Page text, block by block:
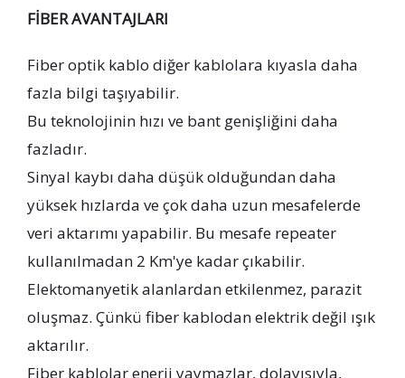
FİBER AVANTAJLARI
Fiber optik kablo diğer kablolara kıyasla daha
fazla bilgi taşıyabilir.
Bu teknolojinin hızı ve bant genişliğini daha
fazladır.
Sinyal kaybı daha düşük olduğundan daha
yüksek hızlarda ve çok daha uzun mesafelerde
veri aktarımı yapabilir. Bu mesafe repeater
kullanılmadan 2 Km'ye kadar çıkabilir.
Elektomanyetik alanlardan etkilenmez, parazit
oluşmaz. Çünkü fiber kablodan elektrik değil ışık
aktarılır.
Fiber kablolar enerji yaymazlar, dolayısıyla,